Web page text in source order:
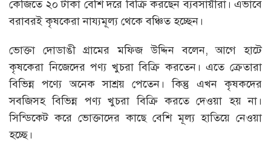
কেজিতে ২০ টাকা বেশি দরে বিক্রি করছেন ব্যবসায়ীরা। এভাবে
বরাবরই কৃষকেরা নায্যমূল্য থেকে বঞ্চিত হচ্ছেন।
ভোক্তা দোডাঙী গ্রামের মফিজ উদ্দিন বলেন, আগে হাটে
কৃষকেরা নিজেদের পণ্য খুচরা বিক্রি করতেন। এতে ক্রেতারা
বিভিন্ন পণ্যে অনেক সাশ্রয় পেতেন। কিন্তু এখন কৃষকদের
সবজিসহ বিভিন্ন পণ্য খুচরা বিক্রি করতে দেওয়া হয় না।
সিন্ডিকেট করে ভোক্তাদের কাছে বেশি মূল্য হাতিয়ে নেওয়া
হচ্ছে।